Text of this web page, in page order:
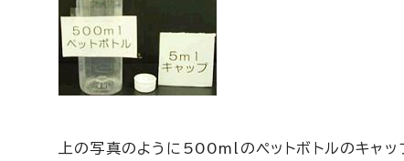
上の写真のように500mlのペットボトルのキャ